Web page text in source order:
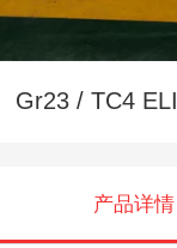
Gr23 / TC4 ELI
产品详情